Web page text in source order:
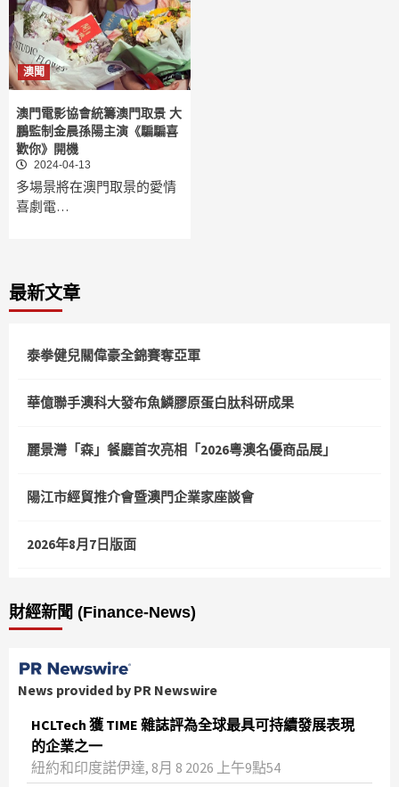
澳聞
澳門電影協會統籌澳門取景 大
鵬監制金晨孫陽主演《騙騙喜
歡你》開機
2024-04-13
多場景將在澳門取景的愛情
喜劇電…
最新文章
泰拳健兒關偉豪全錦賽奪亞軍
華億聯手澳科大發布魚鱗膠原蛋白肽科研成果
麗景灣「森」餐廳首次亮相「2026粵澳名優商品展」
陽江市經貿推介會暨澳門企業家座談會
2026年8月7日版面
財經新聞 (Finance-News)
News provided by PR Newswire
HCLTech 獲 TIME 雜誌評為全球最具可持續發展表現
的企業之一
紐約和印度諾伊達, 8月 8 2026 上午9點54